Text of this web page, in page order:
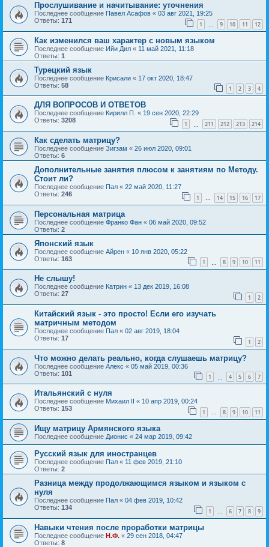
Прослушивание и начитывание: уточнения
Последнее сообщение Павел Асафов « 03 авг 2021, 19:25
Ответы: 171 1 … 9 10 11 12
Как изменился ваш характер с новым языком
Последнее сообщение Ийи Дил « 11 май 2021, 11:18
Ответы: 1
Турецкий язык
Последнее сообщение Крисали « 17 окт 2020, 18:47
Ответы: 58 1 2 3 4
ДЛЯ ВОПРОСОВ И ОТВЕТОВ
Последнее сообщение Кирилл П. « 19 сен 2020, 22:29
Ответы: 3208 1 211 212 213 214
Как сделать матрицу?
Последнее сообщение Зигзам « 26 июл 2020, 09:01
Ответы: 6
Дополнительные занятия плюсом к занятиям по Методу.
Стоит ли?
Последнее сообщение Пал « 22 май 2020, 11:27
Ответы: 246 1 … 14 15 16 17
Персональная матрица
Последнее сообщение Франко Фан « 06 май 2020, 09:52
Ответы: 2
Японский язык
Последнее сообщение Айрен « 10 янв 2020, 05:22
Ответы: 163 1 8 9 10 11
Не слышу!
Последнее сообщение Катрин « 13 дек 2019, 16:08
Ответы: 27 1 2
Китайский язык - это просто! Если его изучать
матричным методом
Последнее сообщение Пал « 02 авг 2019, 18:04
Ответы: 17 1 2
Что можно делать реально, когда слушаешь матрицу?
Последнее сообщение Алекс « 05 май 2019, 00:36
Ответы: 101 1 4 5 6 7
Итальянский с нуля
Последнее сообщение Михаил II « 10 апр 2019, 00:24
Ответы: 153 1 … 8 9 10 11
Ищу матрицу Армянского языка
Последнее сообщение Дионис « 24 мар 2019, 09:42
Русский язык для иностранцев
Последнее сообщение Пал « 11 фев 2019, 21:10
Ответы: 2
Разница между продолжающимся языком и языком с
нуля
Последнее сообщение Пал « 04 фев 2019, 10:42
Ответы: 134 1 … 6 7 8 9
Навыки чтения после проработки матрицы
Последнее сообщение Н.Ф. « 29 сен 2018, 04:47
Ответы: 8